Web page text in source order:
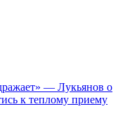
— Лукьянов о
к теплому приему